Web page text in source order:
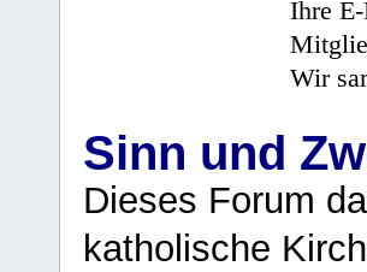
Ihre
Wir
Sinn und
Dieses Forum
katholische